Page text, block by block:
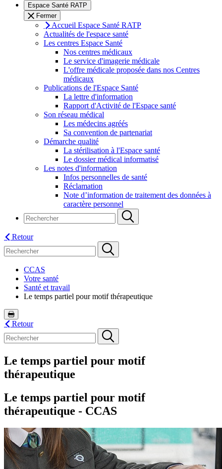
Espace Santé RATP
Fermer
Accueil Espace Santé RATP
Actualités de l'espace santé
Les centres Espace Santé
Nos centres médicaux
Le service d'imagerie médicale
L'offre médicale proposée dans nos Centres
médicaux
Publications de l'Espace Santé
La lettre d'information
Rapport d'Activité de l'Espace santé
Son réseau médical
Les médecins agréés
Sa convention de partenariat
Démarche qualité
La stérilisation à l'Espace santé
Le dossier médical informatisé
Les notes d'information
Infos personnelles de santé
Réclamation
Note d’information de traitement des données à
caractère personnel
Retour
CCAS
Votre santé
Santé et travail
Le temps partiel pour motif thérapeutique
Retour
Le temps partiel pour motif
thérapeutique
Le temps partiel pour motif
thérapeutique - CCAS